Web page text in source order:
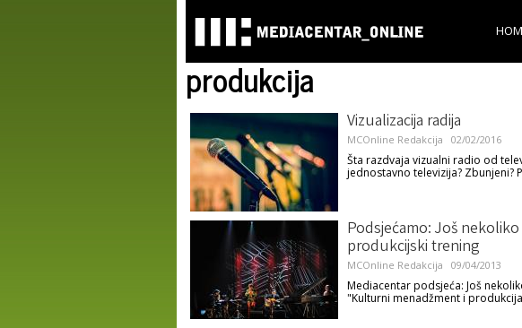
produkcija
Vizualizacija radija
MCOnline Redakcija 02/02/2016
Šta razdvaja vizualni radio od
jednostavno televizija? Zbunjeni?
Podsjećamo: Još
produkcijski trening
MCOnline Redakcija 09/04/2013
Mediacentar podsjeća: Još
"Kulturni menadžment i